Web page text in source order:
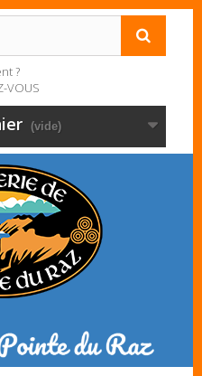
?
VOUS
(vide)